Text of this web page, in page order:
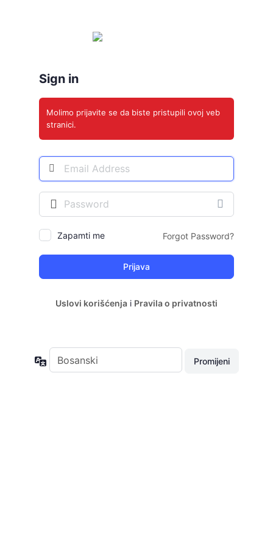
Sign in
Molimo prijavite se da biste pristupili ovoj veb
stranici.
Adresa
Šifra
Zapamti me Forgot Password?
Uslovi korišćenja i Pravila o privatnosti
Jezik